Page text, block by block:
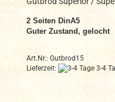
2 Seiten DinA5
Guter Zustand, gelocht
Art.Nr.: Gutbrod15
Lieferzeit:
3-4